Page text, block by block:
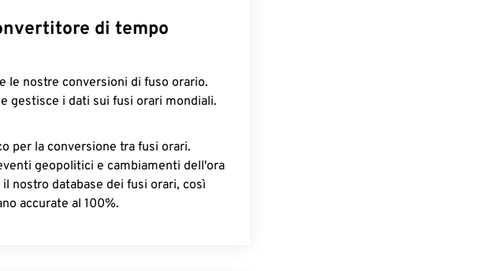
di tempo
le nostre conversioni di fuso orario.
gestisce i dati sui fusi orari mondiali.
per la conversione tra fusi orari.
geopolitici e cambiamenti dell'ora
nostro database dei fusi orari, così
accurate al 100%.